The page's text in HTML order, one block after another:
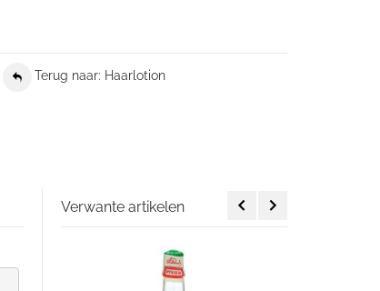
Terug naar: Haarlotion
Verwante artikelen